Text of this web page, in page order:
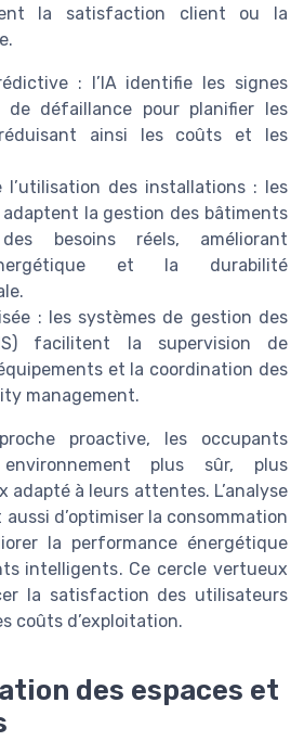
la satisfaction client ou la
: l’IA identifie les signes
de défaillance pour planifier les
ainsi les coûts et les
l’utilisation des installations : les
la gestion des bâtiments
besoins réels, améliorant
et la durabilité
: les systèmes de gestion des
facilitent la supervision de
équipements et la coordination des
management.
proactive, les occupants
plus sûr, plus
à leurs attentes. L’analyse
d’optimiser la consommation
la performance énergétique
intelligents. Ce cercle vertueux
la satisfaction des utilisateurs
coûts d’exploitation.
des espaces et